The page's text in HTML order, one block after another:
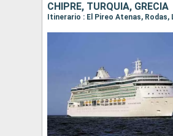
CHIPRE, TURQUÍA, GRECIA
Itinerario : El Pireo Atenas,